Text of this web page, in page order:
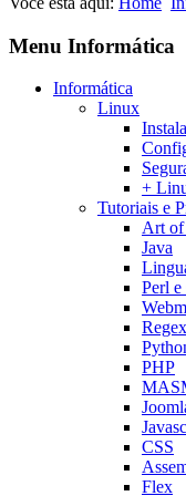
Menu Informática
Informática
Linux
+
Tutoriais e
Art of
Java
Perl
Regex
PHP
CSS
Flex